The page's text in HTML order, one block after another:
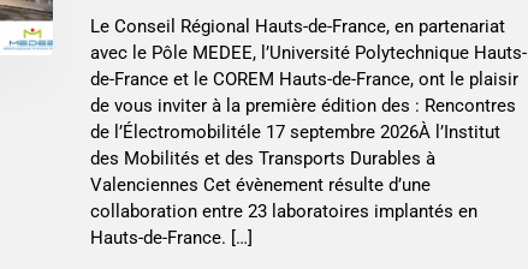
Le Conseil Régional Hauts-de-France, en partenariat
avec le Pôle MEDEE, l’Université Polytechnique Hauts-
de-France et le COREM Hauts-de-France, ont le plaisir
de vous inviter à la première édition des : Rencontres
de l’Électromobilitéle 17 septembre 2026À l’Institut
des Mobilités et des Transports Durables à
Valenciennes Cet évènement résulte d’une
collaboration entre 23 laboratoires implantés en
Hauts-de-France. […]